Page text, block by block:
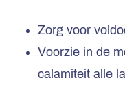
Zorg voor
Voorzie in de
calamiteit alle